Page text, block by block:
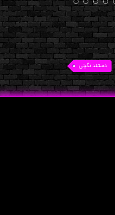
دستبند نگینی